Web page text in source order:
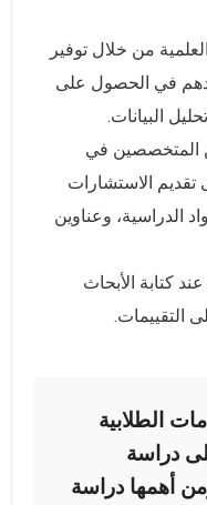
من خلال توفير
في الحصول على
البيانات.
المتخصصين في
تقديم الاستشارات
الدراسية، وعناوين
كتابة الأبحاث
التقييمات.
الطلابية
دراسة
أهمها دراسة